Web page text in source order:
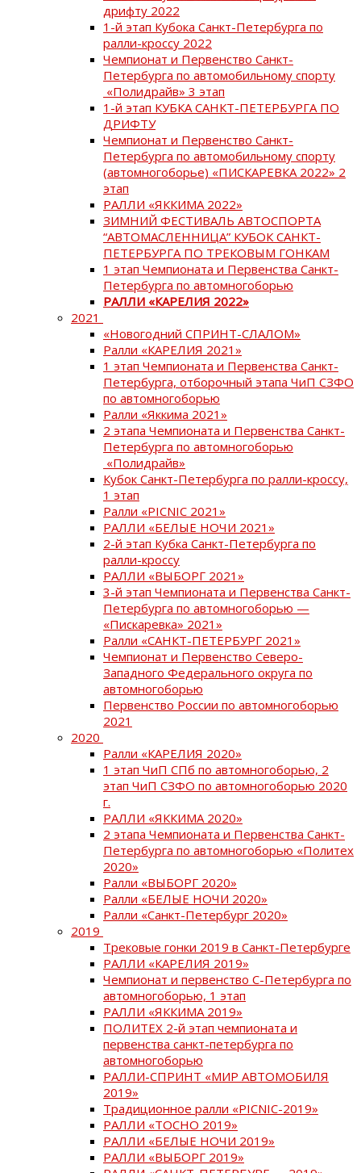
дрифту 2022
1-й этап Кубока Санкт-Петербурга по
ралли-кроссу 2022
Чемпионат и Первенство Санкт-
Петербурга по автомобильному спорту
«Полидрайв» 3 этап
1-й этап КУБКА САНКТ-ПЕТЕРБУРГА ПО
ДРИФТУ
Чемпионат и Первенство Санкт-
Петербурга по автомобильному спорту
(автомногоборье) «ПИСКАРЕВКА 2022» 2
этап
РАЛЛИ «ЯККИМА 2022»
ЗИМНИЙ ФЕСТИВАЛЬ АВТОСПОРТА
“АВТОМАСЛЕННИЦА” КУБОК САНКТ-
ПЕТЕРБУРГА ПО ТРЕКОВЫМ ГОНКАМ
1 этап Чемпионата и Первенства Санкт-
Петербурга по автомногоборью
РАЛЛИ «КАРЕЛИЯ 2022»
2021
«Новогодний СПРИНТ-СЛАЛОМ»
Ралли «КАРЕЛИЯ 2021»
1 этап Чемпионата и Первенства Санкт-
Петербурга, отборочный этапа ЧиП СЗФО
по автомногоборью
Ралли «Яккима 2021»
2 этапа Чемпионата и Первенства Санкт-
Петербурга по автомногоборью
«Полидрайв»
Кубок Санкт-Петербурга по ралли-кроссу,
1 этап
Ралли «PICNIC 2021»
РАЛЛИ «БЕЛЫЕ НОЧИ 2021»
2-й этап Кубка Санкт-Петербурга по
ралли-кроссу
РАЛЛИ «ВЫБОРГ 2021»
3-й этап Чемпионата и Первенства Санкт-
Петербурга по автомногоборью —
«Пискаревка» 2021»
Ралли «САНКТ-ПЕТЕРБУРГ 2021»
Чемпионат и Первенство Северо-
Западного Федерального округа по
автомногоборью
Первенство России по автомногоборью
2021
2020
Ралли «КАРЕЛИЯ 2020»
1 этап ЧиП СПб по автомногоборью, 2
этап ЧиП СЗФО по автомногоборью 2020
г.
РАЛЛИ «ЯККИМА 2020»
2 этапа Чемпионата и Первенства Санкт-
Петербурга по автомногоборью «Политех
2020»
Ралли «ВЫБОРГ 2020»
Ралли «БЕЛЫЕ НОЧИ 2020»
Ралли «Санкт-Петербург 2020»
2019
Трековые гонки 2019 в Санкт-Петербурге
РАЛЛИ «КАРЕЛИЯ 2019»
Чемпионат и первенство С-Петербурга по
автомногоборью, 1 этап
РАЛЛИ «ЯККИМА 2019»
ПОЛИТЕХ 2-й этап чемпионата и
первенства санкт-петербурга по
автомногоборью
РАЛЛИ-СПРИНТ «МИР АВТОМОБИЛЯ
2019»
Традиционное ралли «PICNIC-2019»
РАЛЛИ «ТОСНО 2019»
РАЛЛИ «БЕЛЫЕ НОЧИ 2019»
РАЛЛИ «ВЫБОРГ 2019»